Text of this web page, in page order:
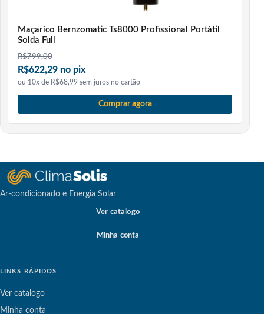
Maçarico Bernzomatic Ts8000 Profissional Portátil
Solda Full
R$799,00
R$622,29 no pix
ou 10x de R$68,99 sem juros no cartão
Comprar agora
Ar-condicionado e Energia Solar
Ver catalogo
Minha conta
LINKS RÁPIDOS
Ver catalogo
Minha conta